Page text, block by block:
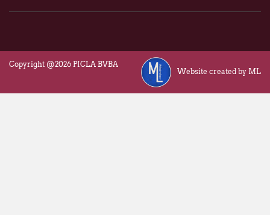
Copyright @2026 PICLA BVBA
Website created by ML